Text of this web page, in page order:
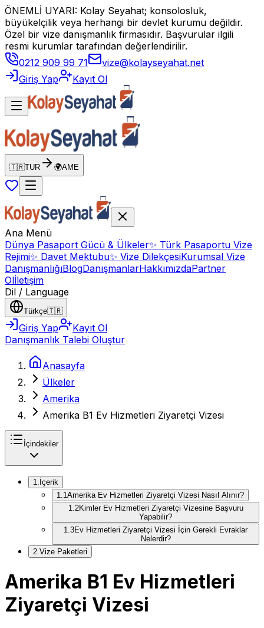
ÖNEMLİ UYARI: Kolay Seyahat; konsolosluk,
büyükelçilik veya herhangi bir devlet kurumu değildir.
Özel bir vize danışmanlık firmasıdır. Başvurular ilgili
resmi kurumlar tarafından değerlendirilir.
0212 909 99 71
vize@kolayseyahat.net
Giriş Yap
Kayıt Ol
🇹🇷TUR 🌍AME
Ana Menü
Dünya Pasaport Gücü & Ülkeler✨ Türk Pasaportu Vize
Rejimi✨ Davet Mektubu✨ Vize DilekçesiKurumsal Vize
DanışmanlığıBlogDanışmanlarHakkımızdaPartner
Olİletişim
Dil / Language
Türkçe🇹🇷
Giriş Yap
Kayıt Ol
Danışmanlık Talebi Oluştur
Anasayfa
Ülkeler
Amerika
Amerika B1 Ev Hizmetleri Ziyaretçi Vizesi
İçindekiler
1. İçerik
1.1Amerika Ev Hizmetleri Ziyaretçi Vizesi Nasıl Alınır?
1.2Kimler Ev Hizmetleri Ziyaretçi Vizesine Başvuru
Yapabilir?
1.3Ev Hizmetleri Ziyaretçi Vizesi İçin Gerekli Evraklar
Nelerdir?
2.Vize Paketleri
Amerika B1 Ev Hizmetleri
Ziyaretçi Vizesi